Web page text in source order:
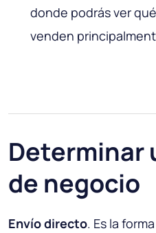
donde podrás ver
venden
Determinar
de negocio
Envío directo. Es la